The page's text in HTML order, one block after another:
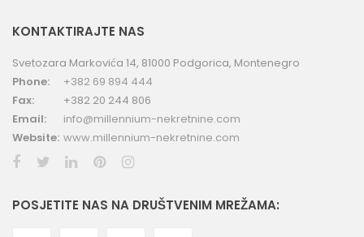
KONTAKTIRAJTE NAS
Svetozara Markovića 14, 81000 Podgorica, Montenegro
Phone:
+382 69 894 444
Fax:
+382 20 244 806
Email:
info@millennium-nekretnine.com
Website: www.millennium-nekretnine.com
POSJETITE NAS NA DRUŠTVENIM MREŽAMA: